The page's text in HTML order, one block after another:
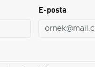
E-posta